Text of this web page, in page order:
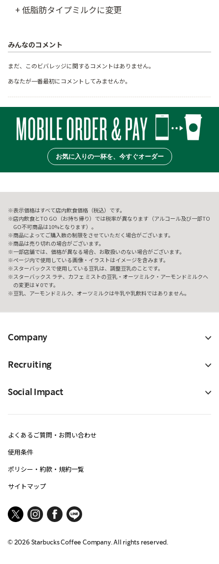
+ 低脂肪タイプミルクに変更
みんなのコメント
まだ、このビバレッジに関するコメントはありません。
あなたが一番最初にコメントしてみませんか。
お気に入りの一杯を、今すぐオーダー
表示価格はすべて店内飲食価格（税込）です。
店内飲食とTO GO（お持ち帰り）では税率が異なります（アルコール及び一部TO
GO不可商品は10%となります）。
商品によってご購入数の制限をさせていただく場合がございます。
商品は売り切れの場合がございます。
一部店舗では、価格が異なる場合、お取扱いのない場合がございます。
ページ内で使用している画像・イラストはイメージを含みます。
スターバックスで使用している豆乳は、調整豆乳のことです。
スターバックス ラテ、カフェ ミストの豆乳・オーツミルク・アーモンドミルクへ
の変更は￥0です。
豆乳、アーモンドミルク、オーツミルクは牛乳や乳飲料ではありません。
Company
Recruiting
Social Impact
よくあるご質問・お問い合わせ
使用条件
ポリシー・約款・規約一覧
サイトマップ
© 2026Starbucks Coffee Company. All rights reserved.